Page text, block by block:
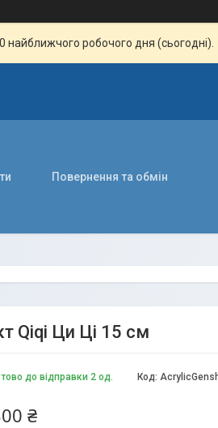
найближчого робочого дня (сьогодні).
Повернення та обмін
Qiqi Ци Ці 15 см
до відправки 2 од. Код:
₴